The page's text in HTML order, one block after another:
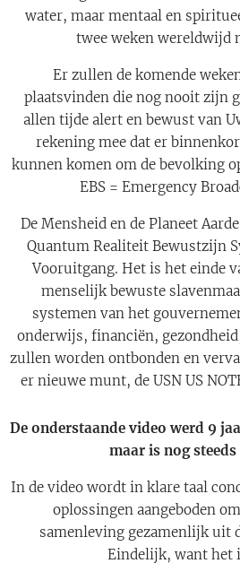
water, maar mentaal en
twee weken wereldwijd
Er zullen de komende
plaatsvinden die nog nooit zijn
allen tijde alert en bewust van
rekening mee dat er
kunnen komen om de bevolking
EBS = Emergency
De Mensheid en de Planeet
Quantum Realiteit Bewustzijn
Vooruitgang. Het is het einde
menselijk bewuste
systemen van het
onderwijs, financiën,
zullen worden ontbonden en
er nieuwe munt, de USN US
De onderstaande video werd 9
maar is nog steeds
In de video wordt in klare taal
oplossingen aangeboden
samenleving gezamenlijk uit
Eindelijk, want het